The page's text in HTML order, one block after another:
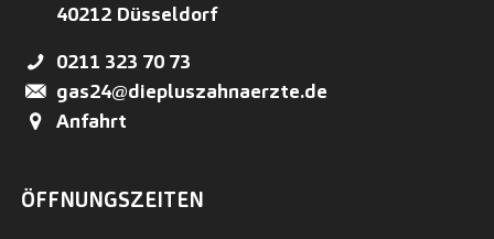
40212 Düsseldorf
0211 323 70 73
gas24@diepluszahnaerzte.de
Anfahrt
ÖFFNUNGSZEITEN